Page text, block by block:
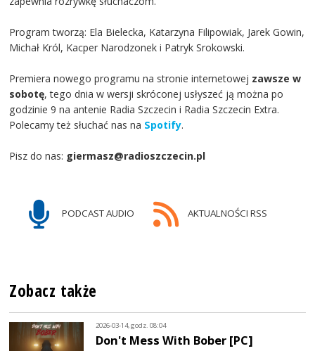
Program tworzą: Ela Bielecka, Katarzyna Filipowiak, Jarek Gowin,
Michał Król, Kacper Narodzonek i Patryk Srokowski.
Premiera nowego programu na stronie internetowej zawsze w
sobotę, tego dnia w wersji skróconej usłyszeć ją można po
godzinie 9 na antenie Radia Szczecin i Radia Szczecin Extra.
Polecamy też słuchać nas na Spotify.
Pisz do nas: giermasz@radioszczecin.pl
PODCAST AUDIO AKTUALNOŚCI RSS
Zobacz także
2026-03-14, godz. 08:04
Don't Mess With Bober [PC]